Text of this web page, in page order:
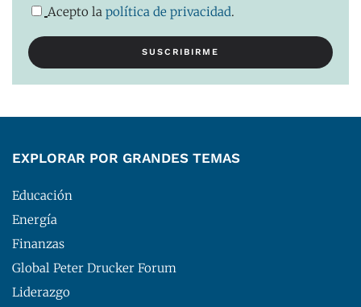
Acepto la política de privacidad.
EXPLORAR POR GRANDES TEMAS
Educación
Energía
Finanzas
Global Peter Drucker Forum
Liderazgo